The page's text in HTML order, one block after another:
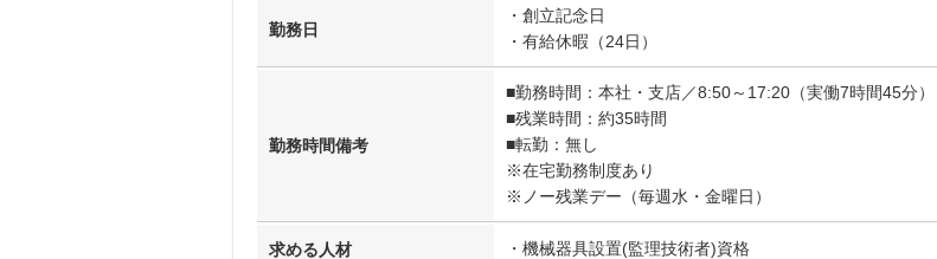
勤務日
・創立記念日
・有給休暇（24日）
勤務時間備考
■勤務時間：本社・支店／8:50～17:20（実働7時間45分）
■残業時間：約35時間
■転勤：無し
※在宅勤務制度あり
※ノー残業デー（毎週水・金曜日）
求める人材 ・機械器具設置(監理技術者)資格